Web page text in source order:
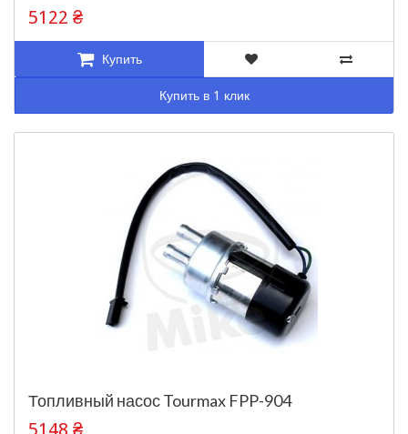
5122 ₴
Купить
Купить в 1 клик
Топливный насос Tourmax FPP-904
5148 ₴